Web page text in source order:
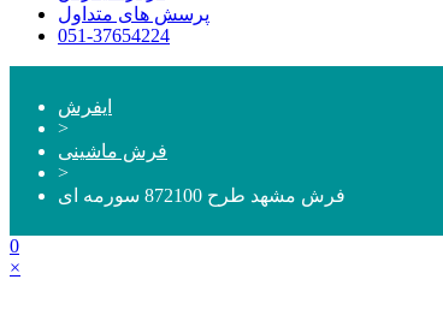
پرسش های متداول
051-37654224
ایفرش
>
فرش ماشینی
>
فرش مشهد طرح 872100 سورمه ای
0
×